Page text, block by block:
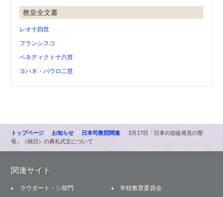
教皇全文書
レオ十四世
フランシスコ
ベネディクト十六世
ヨハネ・パウロ二世
トップページ お知らせ 日本司教団関連
3月17日「日本の信徒発見の聖
母」（祝日）の典礼式文について
関連サイト
ラウダート・シ部門
学校教育委員会